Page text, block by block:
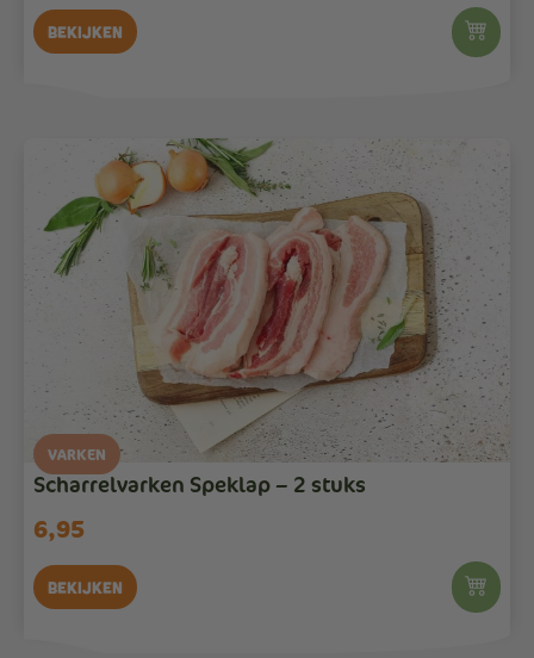
Bekijken
VARKEN
Scharrelvarken Speklap – 2 stuks
6,95
Bekijken